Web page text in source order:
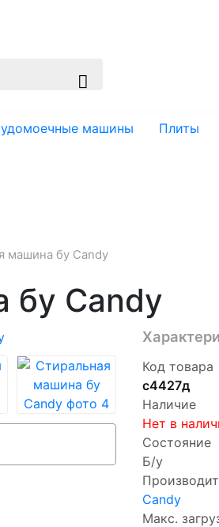
машины Плиты
машина бу Candy
бу Candy
Код товара
с4427д
Наличие
Нет в
Состояние
Б/у
Candy
Макс.